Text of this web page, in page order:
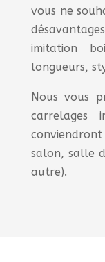
vous ne
imitation
longueurs,
Nous vous
carrelages
conviendront
salon, salle
autre).